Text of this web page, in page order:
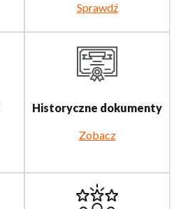
Sprawdź
Historyczne dokumenty
Zobacz